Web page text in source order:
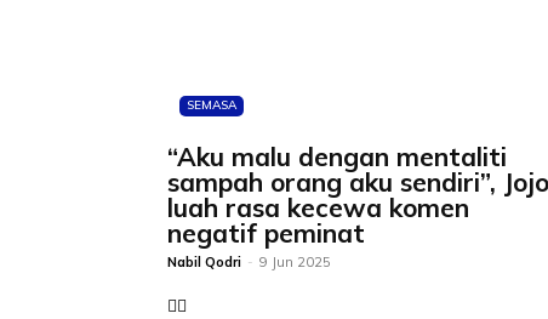
SEMASA
“Aku malu dengan mentaliti
sampah orang aku sendiri”, Jojo
luah rasa kecewa komen
negatif peminat
Nabil Qodri - 9 Jun 2025